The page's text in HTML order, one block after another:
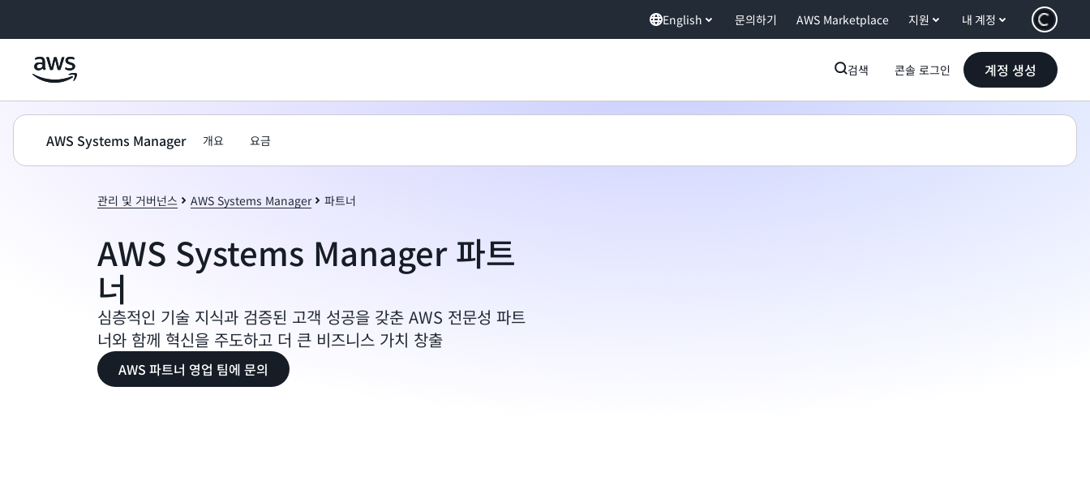
English 문의하기 AWS Marketplace 지원 내 계정
검색 콘솔 로그인 계정 생성
AWS Systems Manager 개요 요금
관리 및 거버넌스 AWS Systems Manager 파트너
AWS Systems Manager 파트
너
심층적인 기술 지식과 검증된 고객 성공을 갖춘 AWS 전문성 파트
너와 함께 혁신을 주도하고 더 큰 비즈니스 가치 창출
AWS 파트너 영업 팀에 문의